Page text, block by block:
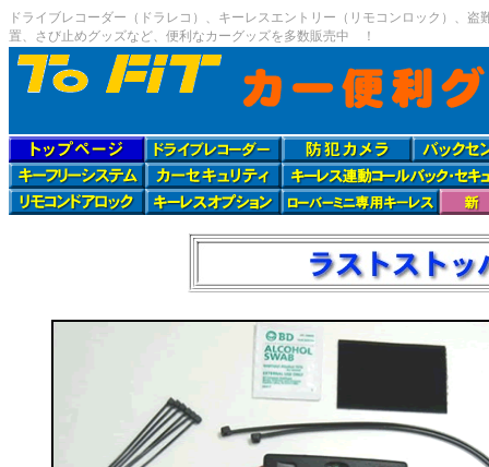
ドライブレコーダー（ドラレコ）、キーレスエントリー（リモコンロック）、
置、さび止めグッズなど、便利なカーグッズを多数販売中 ！